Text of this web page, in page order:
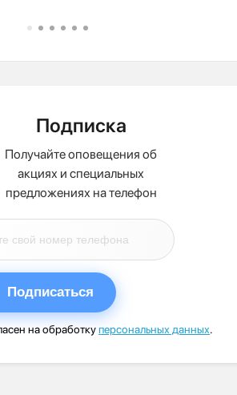
Подписка
Получайте оповещения об
акциях и специальных
предложениях на телефон
Подписаться
на обработкуперсональных данных.